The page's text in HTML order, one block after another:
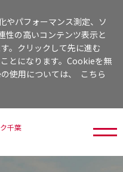
やパフォーマンス測定、ソ
性の高いコンテンツ表示と
。クリックして先に進む
とになります。Cookieを無
使用については、
こちら
千葉